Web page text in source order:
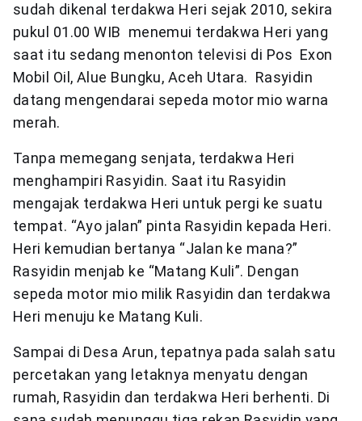
sudah dikenal terdakwa Heri sejak 2010, sekira
pukul 01.00 WIB menemui terdakwa Heri yang
saat itu sedang menonton televisi di Pos Exon
Mobil Oil, Alue Bungku, Aceh Utara. Rasyidin
datang mengendarai sepeda motor mio warna
merah.
Tanpa memegang senjata, terdakwa Heri
menghampiri Rasyidin. Saat itu Rasyidin
mengajak terdakwa Heri untuk pergi ke suatu
tempat. “Ayo jalan” pinta Rasyidin kepada Heri.
Heri kemudian bertanya “Jalan ke mana?”
Rasyidin menjab ke “Matang Kuli”. Dengan
sepeda motor mio milik Rasyidin dan terdakwa
Heri menuju ke Matang Kuli.
Sampai di Desa Arun, tepatnya pada salah satu
percetakan yang letaknya menyatu dengan
rumah, Rasyidin dan terdakwa Heri berhenti. Di